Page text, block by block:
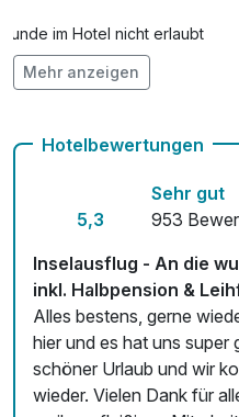
Hunde im Hotel nicht erlaubt
Auch vegetarische Speisen
Mehr anzeigen
Hotelbewertungen
5,3
Sehr gut
953
Inselausflug - An die
inkl. Halbpension &
Alles bestens, gerne
hier und es hat uns
schöner Urlaub und wir
wieder. Vielen Dank für